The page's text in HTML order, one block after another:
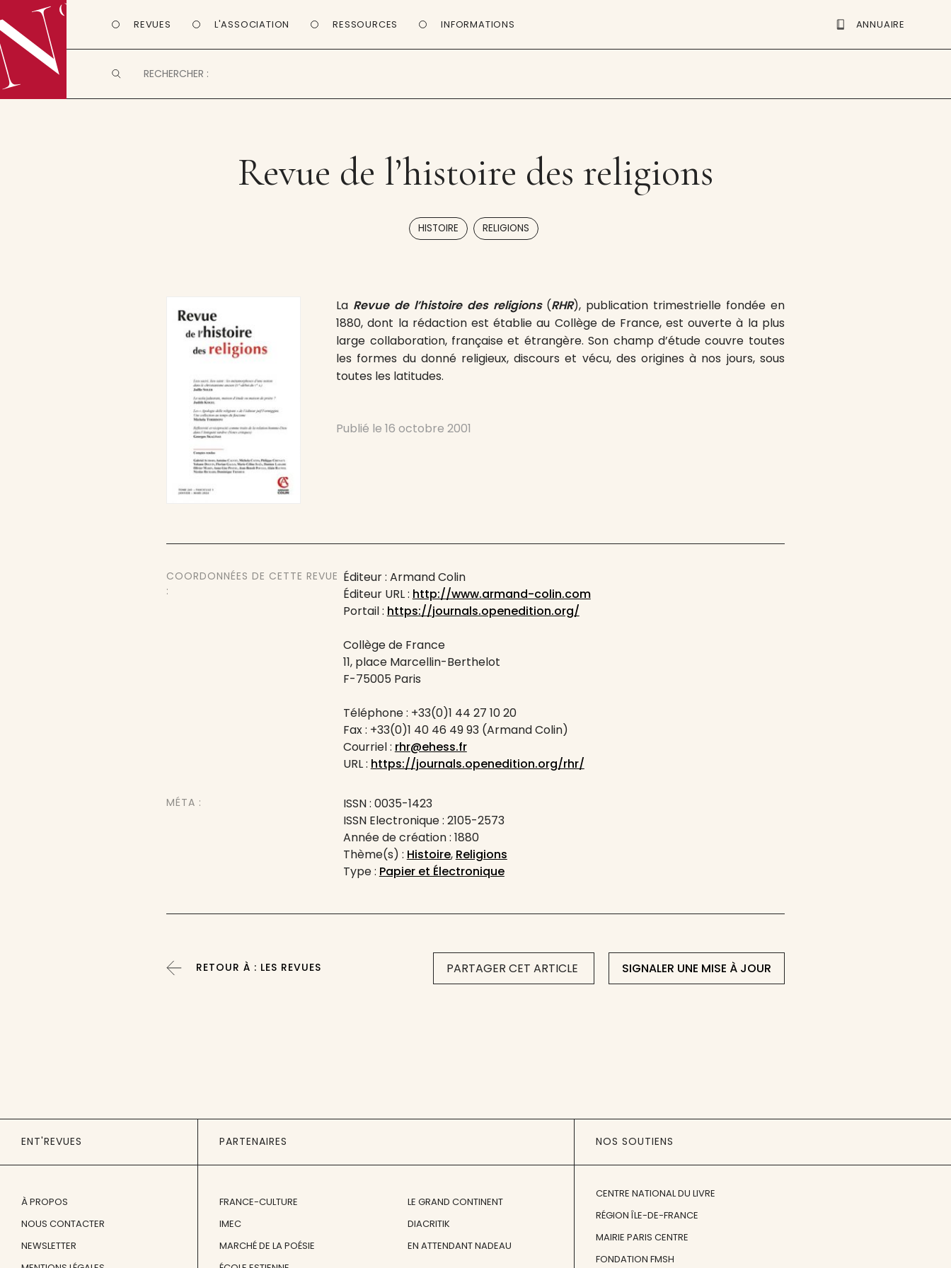
REVUES L'ASSOCIATION RESSOURCES INFORMATIONS ANNUAIRE
Revue de l’histoire des religions
HISTOIRE RELIGIONS
La Revue de l’histoire des religions (RHR), publication trimestrielle fondée en
1880, dont la rédaction est établie au Collège de France, est ouverte à la plus
large collaboration, française et étrangère. Son champ d’étude couvre toutes
les formes du donné religieux, discours et vécu, des origines à nos jours, sous
toutes les latitudes.
Publié le16 octobre 2001
COORDONNÉES DE CETTE REVUE
:
Éditeur : Armand Colin
Éditeur URL : http://www.armand-colin.com
Portail : https://journals.openedition.org/
Collège de France
11, place Marcellin-Berthelot
F-75005 Paris
Téléphone : +33(0)1 44 27 10 20
Fax : +33(0)1 40 46 49 93 (Armand Colin)
Courriel : rhr@ehess.fr
URL : https://journals.openedition.org/rhr/
MÉTA :
ISSN : 0035-1423
ISSN Electronique : 2105-2573
Année de création : 1880
Thème(s) : Histoire, Religions
Type : Papier et Électronique
PARTAGER CET ARTICLE SIGNALER UNE MISE À JOUR
RETOUR À : LES REVUES
ENT'REVUES
À PROPOS
NOUS CONTACTER
NEWSLETTER
PARTENAIRES
FRANCE-CULTURE
IMEC
MARCHÉ DE LA POÉSIE
LE GRAND CONTINENT
DIACRITIK
EN ATTENDANT NADEAU
NOS SOUTIENS
CENTRE NATIONAL DU LIVRE
RÉGION ÎLE-DE-FRANCE
MAIRIE PARIS CENTRE
FONDATION FMSH